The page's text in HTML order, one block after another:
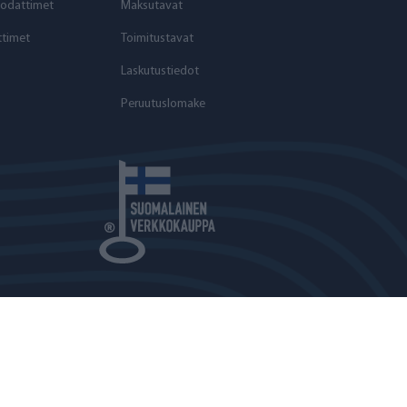
Maksutavat
Toimitustavat
Laskutustiedot
Peruutuslomake